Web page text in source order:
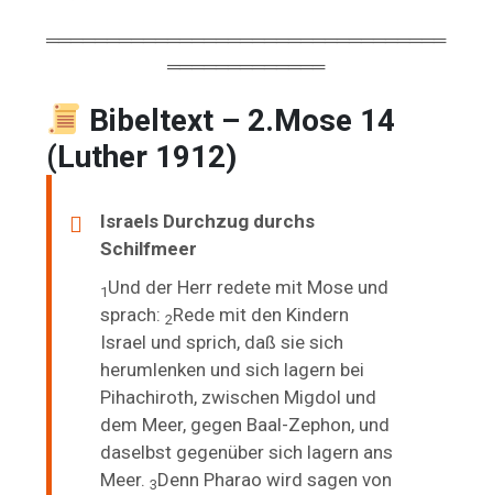
═════════════════════════════════
═════════════
Bibeltext – 2.Mose 14
(Luther 1912)
Israels Durchzug durchs
Schilfmeer
1 Und der Herr redete mit Mose und
sprach:2Rede mit den Kindern
Israel und sprich, daß sie sich
herumlenken und sich lagern bei
Pihachiroth, zwischen Migdol und
dem Meer, gegen Baal-Zephon, und
daselbst gegenüber sich lagern ans
Meer.3Denn Pharao wird sagen von